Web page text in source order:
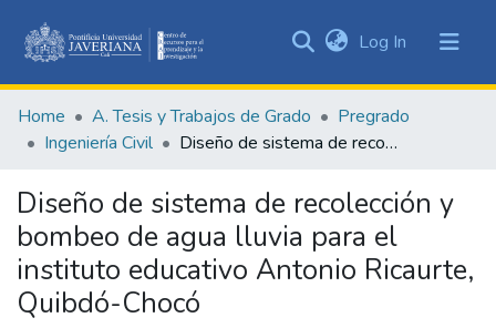
&
Collections
Statistics
Log In (current)
Home A. Tesis y Trabajos de Grado
Pregrado
Ingeniería Civil
Diseño de sistema de recolección y bombeo de agua lluvia para el instituto educativo Antonio Ricaurte, Quibdó-Chocó
Diseño de sistema de recolección y
bombeo de agua lluvia para el
instituto educativo Antonio Ricaurte,
Quibdó-Chocó